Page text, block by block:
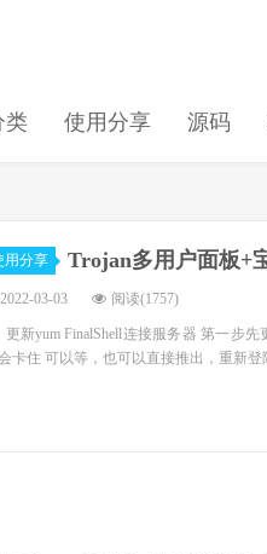
类 使用分享 源码
用分享 Trojan多用户面板+
2022-03-03 阅读(1757)
更新yum FinalShell连接服务器 第一步先
卡住 可以等，也可以直接推出，重新